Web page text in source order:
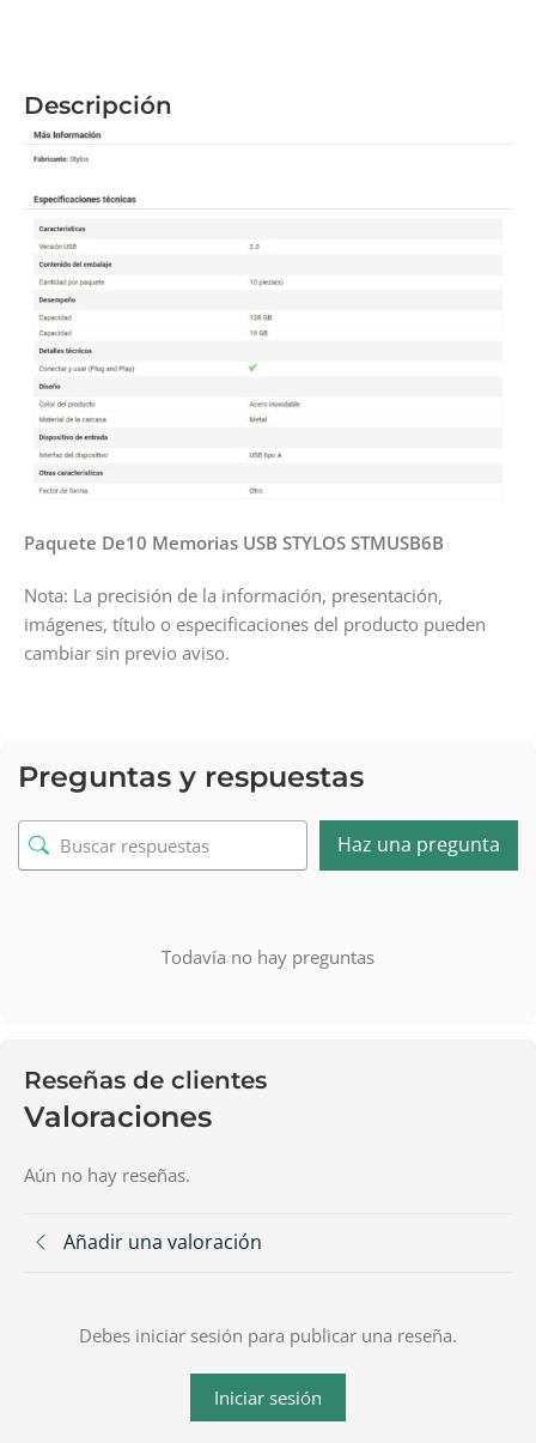
Descripción
Paquete De10 Memorias USB STYLOS STMUSB6B
Nota: La precisión de la información, presentación,
imágenes, título o especificaciones del producto pueden
cambiar sin previo aviso.
Preguntas y respuestas
Haz una pregunta
Todavía no hay preguntas
Reseñas de clientes
Valoraciones
Aún no hay reseñas.
Añadir una valoración
Debes iniciar sesión para publicar una reseña.
Iniciar sesión